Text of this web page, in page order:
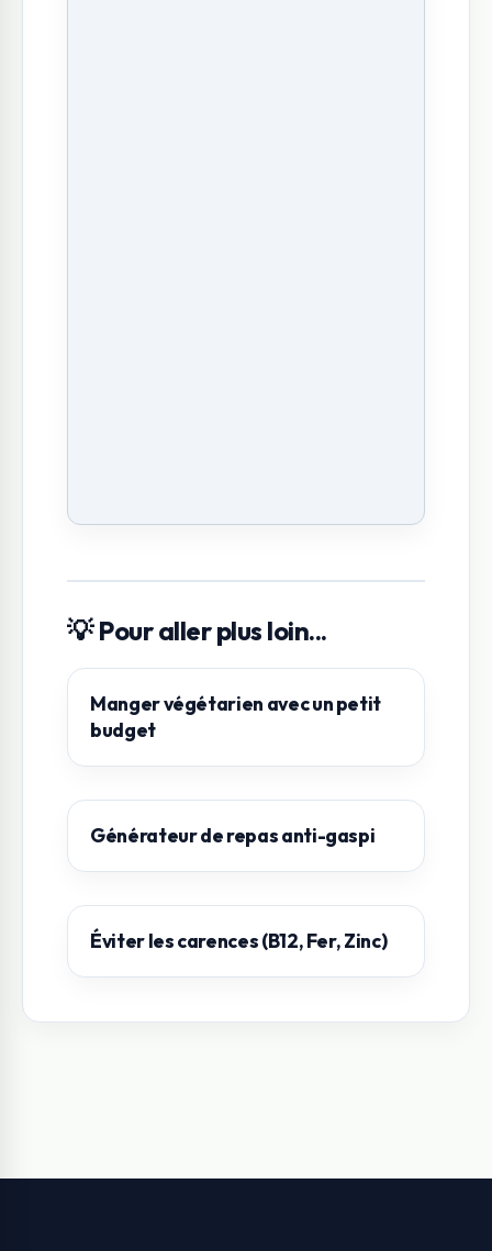
💡 Pour aller plus loin...
Manger végétarien avec un petit
budget
Générateur de repas anti-gaspi
Éviter les carences (B12, Fer, Zinc)